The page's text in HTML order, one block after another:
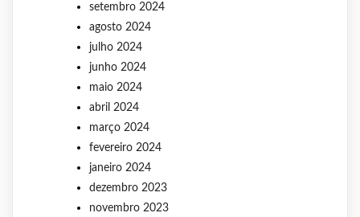
setembro 2024
agosto 2024
julho 2024
junho 2024
maio 2024
abril 2024
março 2024
fevereiro 2024
janeiro 2024
dezembro 2023
novembro 2023